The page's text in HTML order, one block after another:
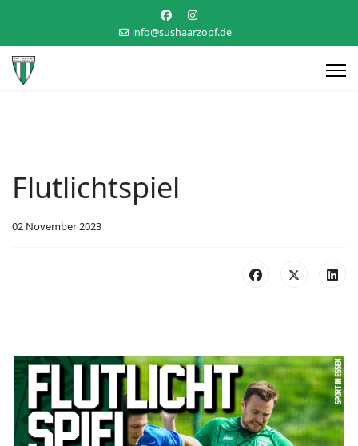
info@sushaarzopf.de
Flutlichtspiel
02 November 2023